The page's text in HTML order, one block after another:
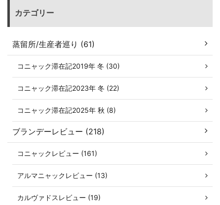
カテゴリー
蒸留所/生産者巡り (61)
コニャック滞在記2019年 冬 (30)
コニャック滞在記2023年 冬 (22)
コニャック滞在記2025年 秋 (8)
ブランデーレビュー (218)
コニャックレビュー (161)
アルマニャックレビュー (13)
カルヴァドスレビュー (19)